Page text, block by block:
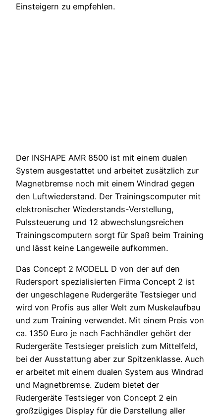
Einsteigern zu empfehlen.
Der INSHAPE AMR 8500 ist mit einem dualen
System ausgestattet und arbeitet zusätzlich zur
Magnetbremse noch mit einem Windrad gegen
den Luftwiederstand. Der Trainingscomputer mit
elektronischer Wiederstands-Verstellung,
Pulssteuerung und 12 abwechslungsreichen
Trainingscomputern sorgt für Spaß beim Training
und lässt keine Langeweile aufkommen.
Das Concept 2 MODELL D von der auf den
Rudersport spezialisierten Firma Concept 2 ist
der ungeschlagene Rudergeräte Testsieger und
wird von Profis aus aller Welt zum Muskelaufbau
und zum Training verwendet. Mit einem Preis von
ca. 1350 Euro je nach Fachhändler gehört der
Rudergeräte Testsieger preislich zum Mittelfeld,
bei der Ausstattung aber zur Spitzenklasse. Auch
er arbeitet mit einem dualen System aus Windrad
und Magnetbremse. Zudem bietet der
Rudergeräte Testsieger von Concept 2 ein
großzügiges Display für die Darstellung aller